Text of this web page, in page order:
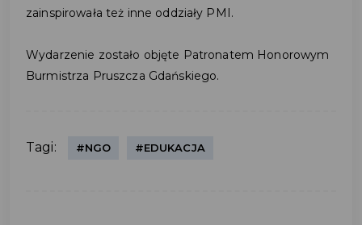
zainspirowała też inne oddziały PMI.
Wydarzenie zostało objęte Patronatem Honorowym
Burmistrza Pruszcza Gdańskiego.
Tagi: #NGO #EDUKACJA